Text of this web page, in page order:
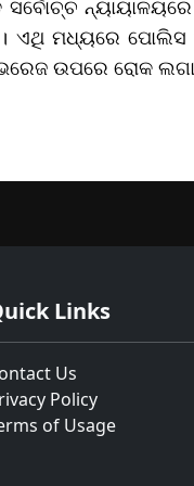
ମଧ୍ୟରେ ପୋଲିସ
ଉପରେ ରୋକ
Links
Us
Policy
of Usage